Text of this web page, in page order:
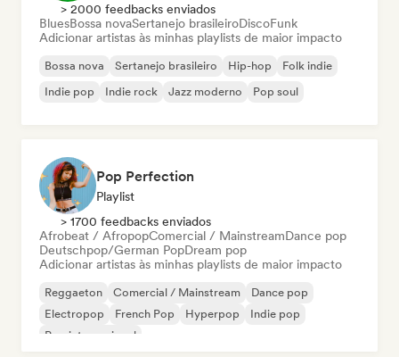
> 2000 feedbacks enviados
BluesBossa novaSertanejo brasileiroDiscoFunk
Adicionar artistas às minhas playlists de maior impacto
Bossa nova Sertanejo brasileiro Hip-hop
Folk indie
Indie pop
Indie rock Jazz moderno Pop soul
Pop Perfection
Playlist
> 1700 feedbacks enviados
Afrobeat / AfropopComercial / MainstreamDance pop
Deutschpop/German PopDream pop
Adicionar artistas às minhas playlists de maior impacto
Reggaeton Comercial / Mainstream
Dance pop
Electropop
French Pop Hyperpop
Indie pop
Pop internacional